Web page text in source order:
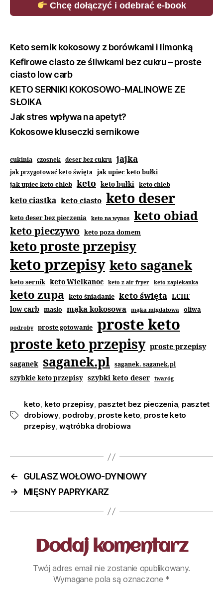
Chcę dołączyć i odebrać e-book
Keto sernik kokosowy z borówkami i limonką
Kefirowe ciasto ze śliwkami bez cukru – proste
ciasto low carb
KETO SERNIKI KOKOSOWO-MALINOWE ZE
SŁOIKA
Jak stres wpływa na apetyt?
Kokosowe kluseczki sernikowe
cukinia czosnek deser bez cukru jajka
jak przygotować keto święta jak upiec keto bułki
jak upiec keto chleb keto keto bułki keto chleb
keto ciastka keto ciasto keto deser
keto deser bez pieczenia keto na wynos keto obiad
keto pieczywo keto poza domem
keto proste przepisy
keto przepisy keto saganek
keto sernik keto Wielkanoc keto z air fryer keto zapiekanka
keto zupa keto śniadanie keto święta LCHF
low carb masło mąka kokosowa mąka migdałowa oliwa
podroby proste gotowanie proste keto
proste keto przepisy proste przepisy
saganek saganek.pl saganek. saganek.pl
szybkie keto przepisy szybki keto deser twaróg
keto, keto przepisy, pasztet bez pieczenia, pasztet
drobiowy, podroby, proste keto, proste keto
przepisy,wątróbka drobiowa
←
GULASZ WOŁOWO-DYNIOWY
→
MIĘSNY PAPRYKARZ
Dodaj komentarz
Twój adres email nie zostanie opublikowany.
Wymagane pola są oznaczone *